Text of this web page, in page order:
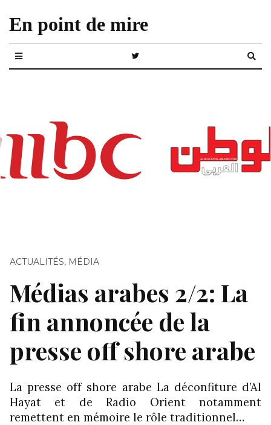
En point de mire
ACTUALITÉS, MÉDIA
Médias arabes 2/2: La
fin annoncée de la
presse off shore arabe
La presse off shore arabe La déconfiture d’Al
Hayat et de Radio Orient notamment
remettent en mémoire le rôle traditionnel…